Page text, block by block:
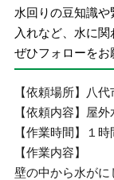
水回りの豆知識
入れなど、水に関
ぜひフォローをお
【依頼場所】八
【依頼内容】屋
【作業時間】１時
【作業内容】
壁の中から水がに